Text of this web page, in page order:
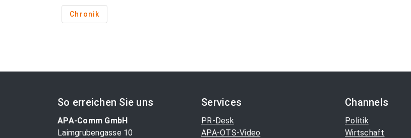
Chronik
So erreichen Sie uns
APA-Comm GmbH
Laimgrubengasse 10
Services
PR-Desk
APA-OTS-Video
Channels
Politik
Wirtschaft